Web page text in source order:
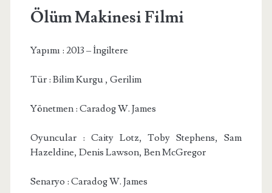
Ölüm Makinesi Filmi
Yapımı : 2013 – İngiltere
Tür : Bilim Kurgu , Gerilim
Yönetmen : Caradog W. James
Oyuncular : Caity Lotz, Toby Stephens, Sam
Hazeldine, Denis Lawson, Ben McGregor
Senaryo : Caradog W. James